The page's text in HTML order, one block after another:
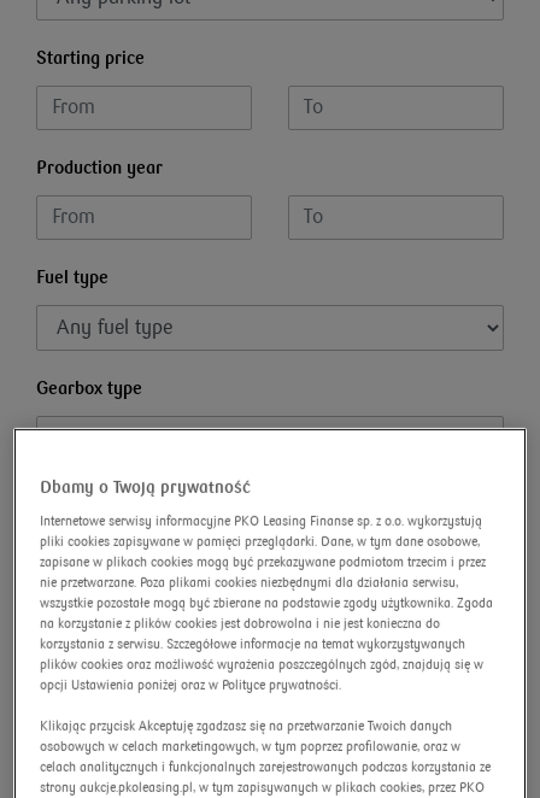
Starting price
Production year
Fuel type
Gearbox type
Focus & Fusion Healthcare
Danus 10 ultrasound device
New price
Dbamy o Twoją prywatność
Internetowe serwisy informacyjne PKO Leasing Finanse sp. z o.o. wykorzystują
pliki cookies zapisywane w pamięci przeglądarki. Dane, w tym dane osobowe,
zapisane w plikach cookies mogą być przekazywane podmiotom trzecim i przez
nie przetwarzane. Poza plikami cookies niezbędnymi dla działania serwisu,
wszystkie pozostałe mogą być zbierane na podstawie zgody użytkownika. Zgoda
na korzystanie z plików cookies jest dobrowolna i nie jest konieczna do
korzystania z serwisu. Szczegółowe informacje na temat wykorzystywanych
plików cookies oraz możliwość wyrażenia poszczególnych zgód, znajdują się w
opcji Ustawienia poniżej oraz w Polityce prywatności.
Klikając przycisk Akceptuję zgadzasz się na przetwarzanie Twoich danych
osobowych w celach marketingowych, w tym poprzez profilowanie, oraz w
celach analitycznych i funkcjonalnych zarejestrowanych podczas korzystania ze
strony aukcje.pkoleasing.pl, w tym zapisywanych w plikach cookies, przez PKO